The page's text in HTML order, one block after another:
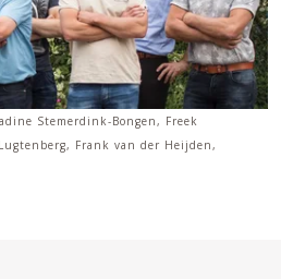
Stemerdink-Bongen, Freek
Frank van der Heijden,